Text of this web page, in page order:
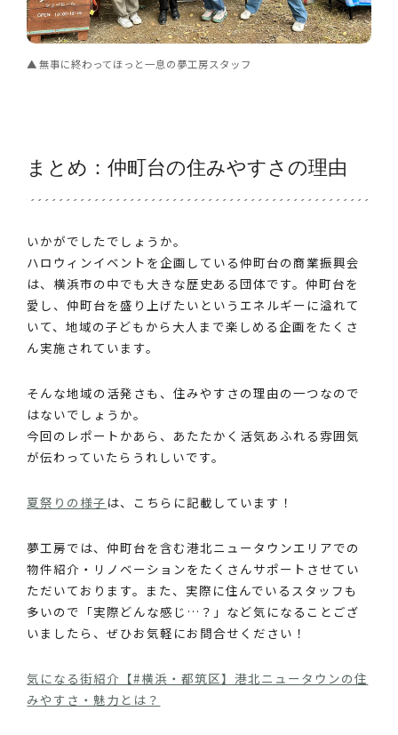
無事に終わってほっと一息の夢工房スタッフ
まとめ：仲町台の住みやすさの理由
いかがでしたでしょうか。
ハロウィンイベントを企画している仲町台の商業振興会
は、横浜市の中でも大きな歴史ある団体です。仲町台を
愛し、仲町台を盛り上げたいというエネルギーに溢れて
いて、地域の子どもから大人まで楽しめる企画をたくさ
ん実施されています。
そんな地域の活発さも、住みやすさの理由の一つなので
はないでしょうか。
今回のレポートかあら、あたたかく活気あふれる雰囲気
が伝わっていたらうれしいです。
夏祭りの様子 は、こちらに記載しています！
夢工房では、仲町台を含む港北ニュータウンエリアでの
物件紹介・リノベーションをたくさんサポートさせてい
ただいております。また、実際に住んでいるスタッフも
多いので「実際どんな感じ…？」など気になることござ
いましたら、ぜひお気軽にお問合せください！
気になる街紹介【#横浜・都筑区】港北ニュータウンの住
みやすさ・魅力とは？